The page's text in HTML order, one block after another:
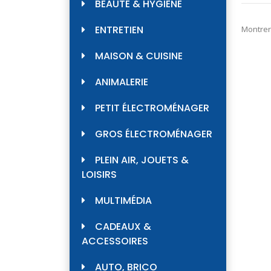
BEAUTÉ & HYGIÈNE
ENTRETIEN
MAISON & CUISINE
ANIMALERIE
PETIT ÉLECTROMÉNAGER
GROS ÉLECTROMÉNAGER
PLEIN AIR, JOUETS &
LOISIRS
MULTIMÉDIA
CADEAUX &
ACCESSOIRES
AUTO, BRICO